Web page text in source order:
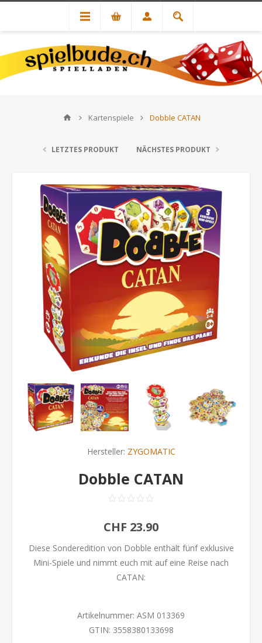
Kartenspiele Dobble CATAN
LETZTES PRODUKT NÄCHSTES PRODUKT
Hersteller: ZYGOMATIC
Dobble CATAN
CHF 23.90
Diese Sonderedition von Dobble enthält fünf exklusive
Mini-Spiele und nimmt euch mit auf eine Reise nach
CATAN:
Artikelnummer: ASM 013369
GTIN: 3558380133698